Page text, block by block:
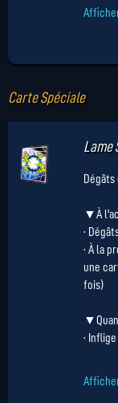
Carte Spéciale
Lame
▼À
·
· À la
une
fois)
·